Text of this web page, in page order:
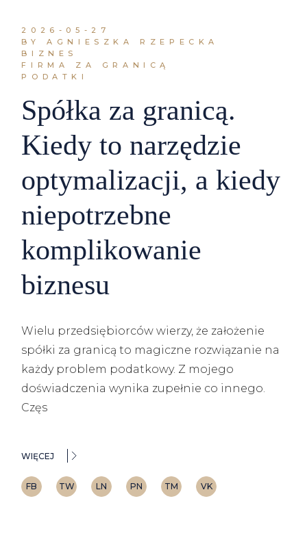
2026-05-27
BY AGNIESZKA RZEPECKA
BIZNES
FIRMA ZA GRANICĄ
PODATKI
Spółka za granicą.
Kiedy to narzędzie
optymalizacji, a kiedy
niepotrzebne
komplikowanie
biznesu
Wielu przedsiębiorców wierzy, że założenie
spółki za granicą to magiczne rozwiązanie na
każdy problem podatkowy. Z mojego
doświadczenia wynika zupełnie co innego.
Częs
WIĘCEJ
FB TW LN PN TM VK